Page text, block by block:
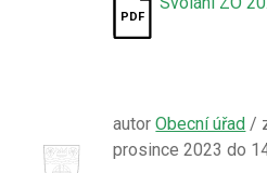
autorObecní úřad /
prosince 2023 do